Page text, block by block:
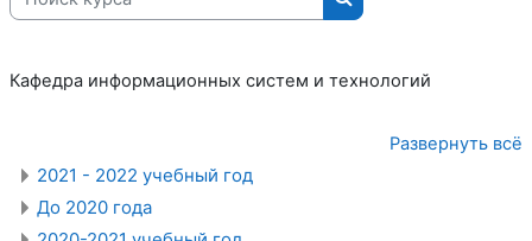
Поиск курса
Кафедра информационных систем и технологий
Развернуть всё
2021 - 2022 учебный год
До 2020 года